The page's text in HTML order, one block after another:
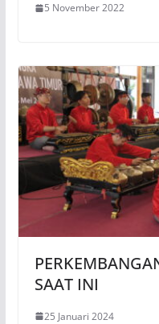
5 November 2022
SAAT INI
25 Januari 2024